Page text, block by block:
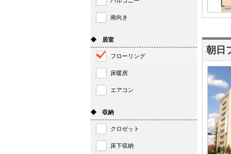
朝日
南向き
◆ 居室
フローリング
床暖房
エアコン
◆ 収納
クロゼット
床下収納